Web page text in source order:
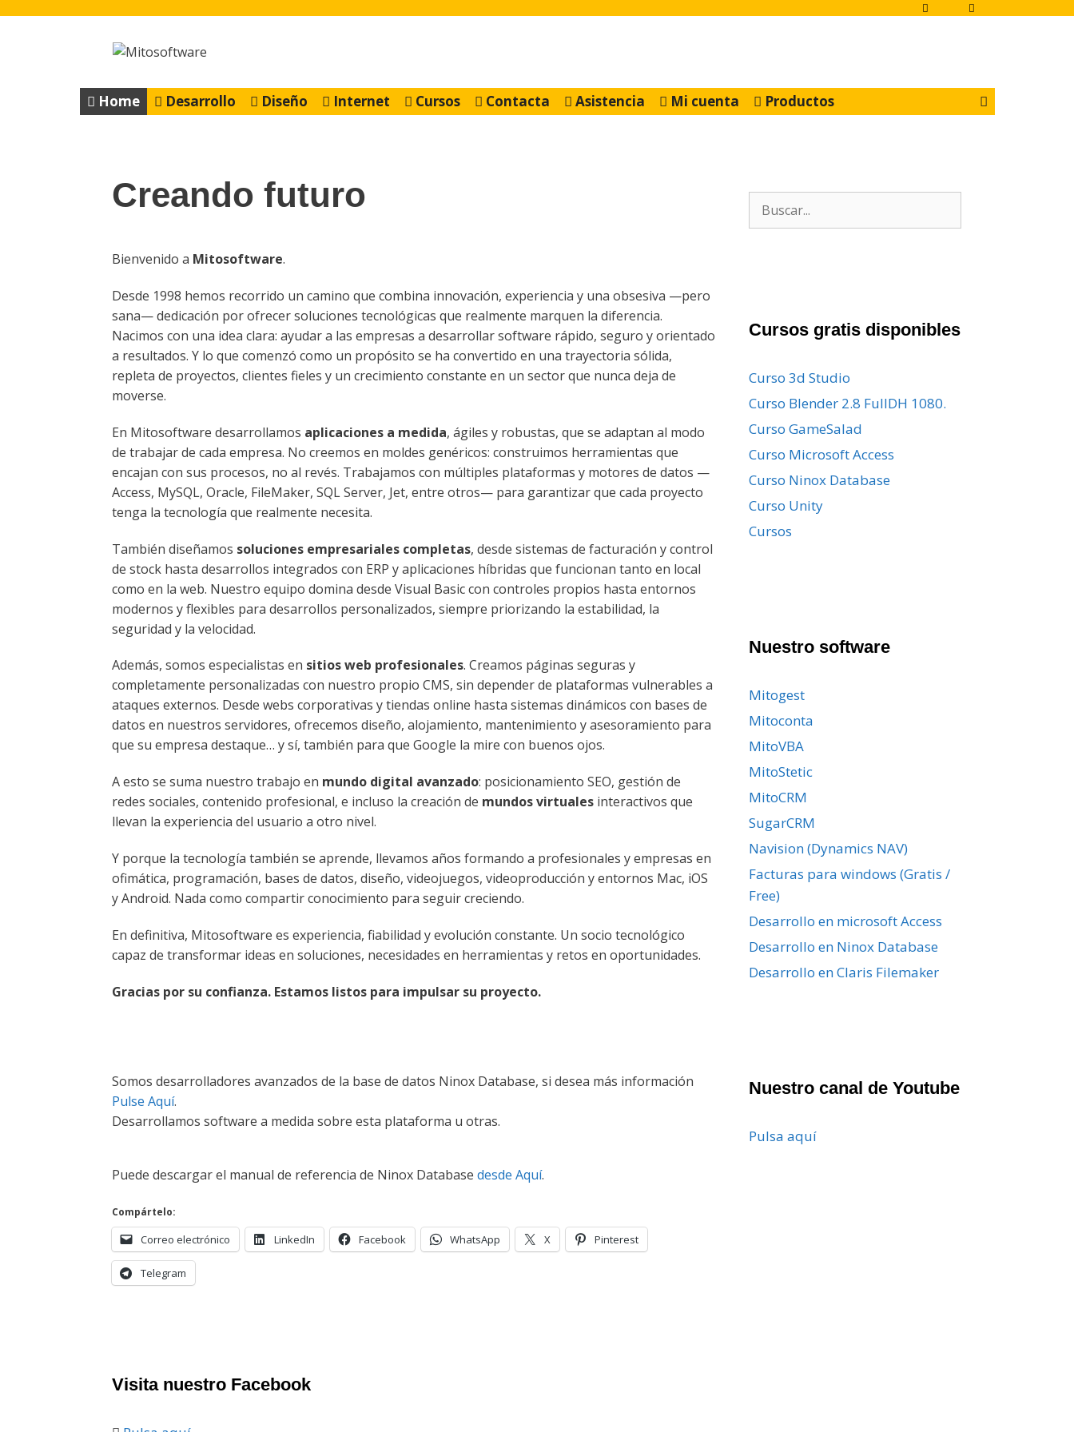
Home Desarrollo Diseño Internet Cursos Contacta Asistencia Mi cuenta Productos
Creando futuro
Bienvenido a Mitosoftware.
Desde 1998 hemos recorrido un camino que combina innovación, experiencia y una obsesiva —pero
sana— dedicación por ofrecer soluciones tecnológicas que realmente marquen la diferencia.
Nacimos con una idea clara: ayudar a las empresas a desarrollar software rápido, seguro y orientado
a resultados. Y lo que comenzó como un propósito se ha convertido en una trayectoria sólida,
repleta de proyectos, clientes fieles y un crecimiento constante en un sector que nunca deja de
moverse.
En Mitosoftware desarrollamos aplicaciones a medida, ágiles y robustas, que se adaptan al modo
de trabajar de cada empresa. No creemos en moldes genéricos: construimos herramientas que
encajan con sus procesos, no al revés. Trabajamos con múltiples plataformas y motores de datos —
Access, MySQL, Oracle, FileMaker, SQL Server, Jet, entre otros— para garantizar que cada proyecto
tenga la tecnología que realmente necesita.
También diseñamos soluciones empresariales completas, desde sistemas de facturación y control
de stock hasta desarrollos integrados con ERP y aplicaciones híbridas que funcionan tanto en local
como en la web. Nuestro equipo domina desde Visual Basic con controles propios hasta entornos
modernos y flexibles para desarrollos personalizados, siempre priorizando la estabilidad, la
seguridad y la velocidad.
Además, somos especialistas en sitios web profesionales. Creamos páginas seguras y
completamente personalizadas con nuestro propio CMS, sin depender de plataformas vulnerables a
ataques externos. Desde webs corporativas y tiendas online hasta sistemas dinámicos con bases de
datos en nuestros servidores, ofrecemos diseño, alojamiento, mantenimiento y asesoramiento para
que su empresa destaque… y sí, también para que Google la mire con buenos ojos.
A esto se suma nuestro trabajo en mundo digital avanzado: posicionamiento SEO, gestión de
redes sociales, contenido profesional, e incluso la creación de mundos virtualesinteractivos que
llevan la experiencia del usuario a otro nivel.
Y porque la tecnología también se aprende, llevamos años formando a profesionales y empresas en
ofimática, programación, bases de datos, diseño, videojuegos, videoproducción y entornos Mac, iOS
y Android. Nada como compartir conocimiento para seguir creciendo.
En definitiva, Mitosoftware es experiencia, fiabilidad y evolución constante. Un socio tecnológico
capaz de transformar ideas en soluciones, necesidades en herramientas y retos en oportunidades.
Gracias por su confianza. Estamos listos para impulsar su proyecto.
Somos desarrolladores avanzados de la base de datos Ninox Database, si desea más información
Pulse Aquí.
Desarrollamos software a medida sobre esta plataforma u otras.
Puede descargar el manual de referencia de Ninox Database desde Aquí.
Compártelo:
Correo electrónico LinkedIn Facebook WhatsApp X Pinterest
Telegram
Buscar:
Cursos gratis disponibles
Curso 3d Studio
Curso Blender 2.8 FullDH 1080.
Curso GameSalad
Curso Microsoft Access
Curso Ninox Database
Curso Unity
Cursos
Nuestro software
Mitogest
Mitoconta
MitoVBA
MitoStetic
MitoCRM
SugarCRM
Navision (Dynamics NAV)
Facturas para windows (Gratis /
Free)
Desarrollo en microsoft Access
Desarrollo en Ninox Database
Desarrollo en Claris Filemaker
Nuestro canal de Youtube
Pulsa aquí
Visita nuestro Facebook